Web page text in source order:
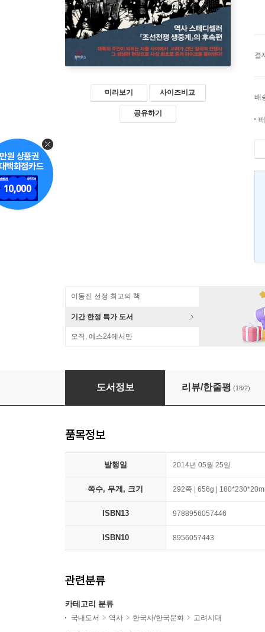
미리보기 사이즈비교
공유하기
결
배
이동진 선정 최고의 책
기간 한정 특가 도서
오직, 예스24에서만
고려전쟁 생중계
도서정보 리뷰/한줄평 (18/2)
품목정보
발행일 2014년 05월 25일
쪽수, 무게, 크기 292쪽 | 656g |
ISBN13 9788956057446
ISBN10 8956057443
관련분류
카테고리 분류
국내도서 역사 한국사/한국문화 고려시대